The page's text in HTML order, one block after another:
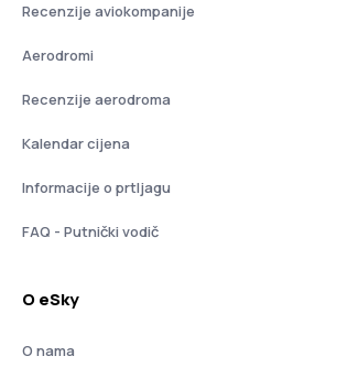
Recenzije aviokompanije
Aerodromi
Recenzije aerodroma
Kalendar cijena
Informacije o prtljagu
FAQ - Putnički vodič
O eSky
O nama